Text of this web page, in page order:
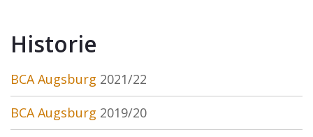
Historie
BCA Augsburg 2021/22
BCA Augsburg 2019/20